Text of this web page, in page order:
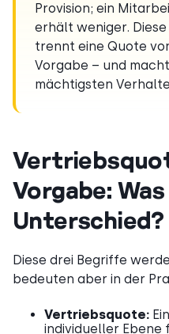
Provision; ein
erhält weniger.
trennt eine Quote
Vorgabe – und
mächtigsten
Vorgabe:
Unterschied?
Diese drei Begriffe
bedeuten aber in der
Vertriebsquote:
individueller Ebene